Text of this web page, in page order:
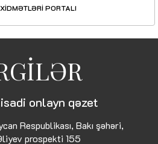
PORTALI
onlayn qəzet
Respublikası, Bakı şəhəri,
prospekti 155